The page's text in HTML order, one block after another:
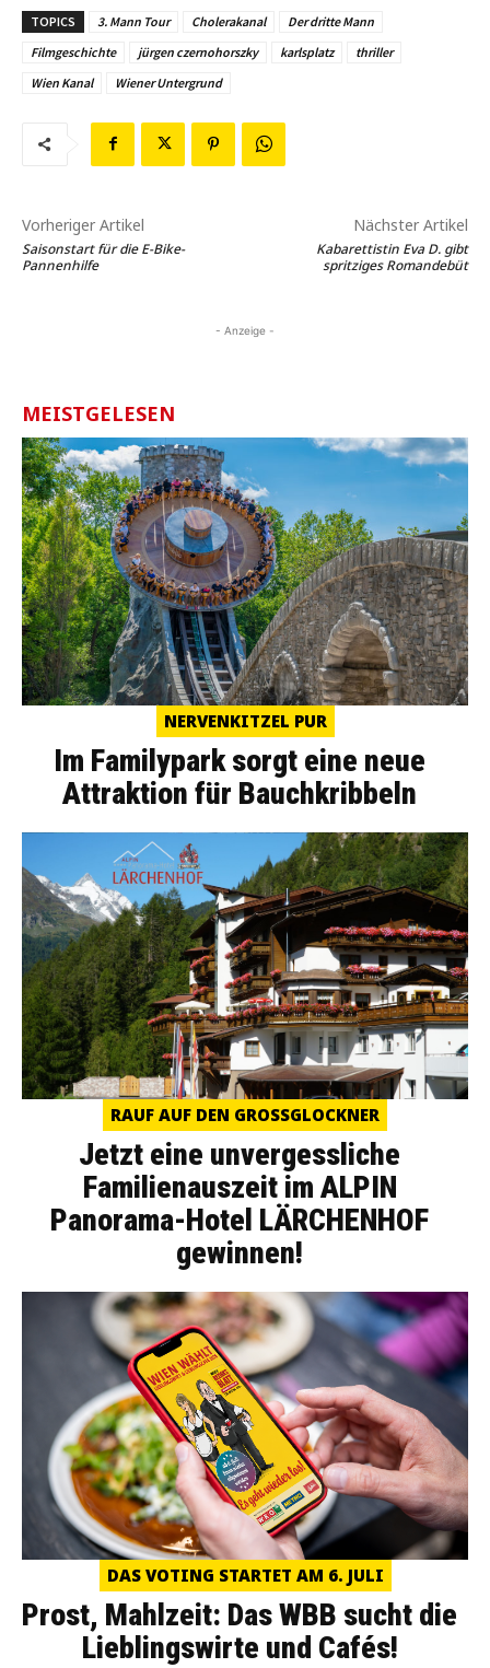
TOPICS 3. Mann Tour Cholerakanal
Der dritte Mann
Filmgeschichte
jürgen czernohorszky karlsplatz
thriller
Wien Kanal
Wiener Untergrund
Vorheriger Artikel
Saisonstart für die E-Bike-
Pannenhilfe
Nächster Artikel
Kabarettistin Eva D. gibt
spritziges Romandebüt
- Anzeige -
MEISTGELESEN
NERVENKITZEL PUR
Im Familypark sorgt eine neue
Attraktion für Bauchkribbeln
RAUF AUF DEN GROSSGLOCKNER
Jetzt eine unvergessliche
Familienauszeit im ALPIN
Panorama-Hotel LÄRCHENHOF
gewinnen!
DAS VOTING STARTET AM 6. JULI
Prost, Mahlzeit: Das WBB sucht die
Lieblingswirte und Cafés!